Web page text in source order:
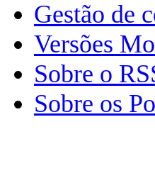
Gestão de
Versões
Sobre o
Sobre os